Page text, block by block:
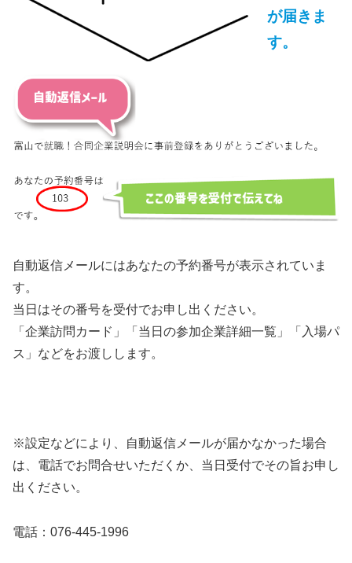
が届きま
す。
自動返信メールにはあなたの予約番号が表示されていま
す。
当日はその番号を受付でお申し出ください。
「企業訪問カード」「当日の参加企業詳細一覧」「入場パ
ス」などをお渡しします。
※設定などにより、自動返信メールが届かなかった場合
は、電話でお問合せいただくか、当日受付でその旨お申し
出ください。
電話：076-445-1996